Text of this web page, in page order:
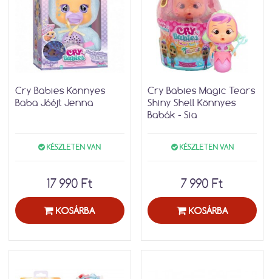
Cry Babies Könnyes
Baba Jóéjt Jenna
KÉSZLETEN VAN
17 990 Ft
KOSÁRBA
Cry Babies Magic Tears
Shiny Shell Könnyes
Babák - Sia
KÉSZLETEN VAN
7 990 Ft
KOSÁRBA